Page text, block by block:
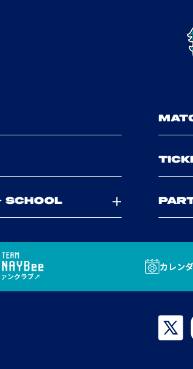
SCHOOL
ンクラブ
カレン